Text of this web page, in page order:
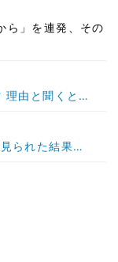
ら」を連発、その
理由と聞くと…
られた結果…